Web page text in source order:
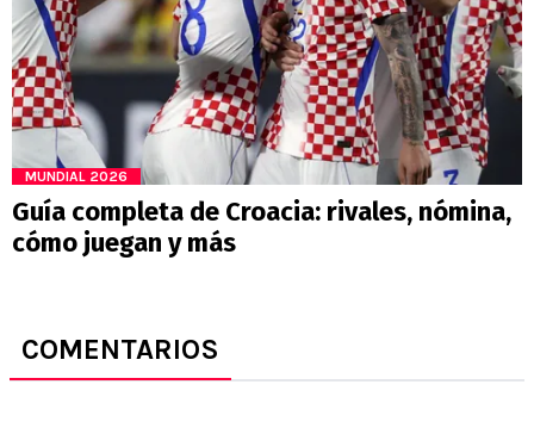
MUNDIAL 2026
Guía completa de Croacia: rivales, nómina,
cómo juegan y más
COMENTARIOS